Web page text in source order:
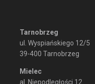
Tarnobrzeg
ul. Wyspiańskiego 12/5
39-400 Tarnobrzeg
Mielec
al. Niepodległości 12